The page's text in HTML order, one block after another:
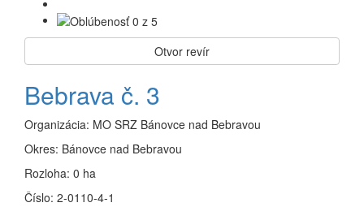
Otvor revír
Bebrava č. 3
Organizácia: MO SRZ Bánovce nad Bebravou
Okres: Bánovce nad Bebravou
Rozloha: 0 ha
Číslo: 2-0110-4-1